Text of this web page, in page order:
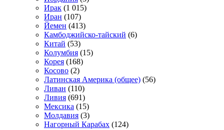
Ирак (1 015)
Иран (107)
Йемен (413)
Камбоджийско-тайский (6)
Китай (53)
Колумбия (15)
Корея (168)
Косово (2)
Латинская Америка (общее) (56)
Ливан (110)
Ливия (691)
Мексика (15)
Молдавия (3)
Нагорный Карабах (124)